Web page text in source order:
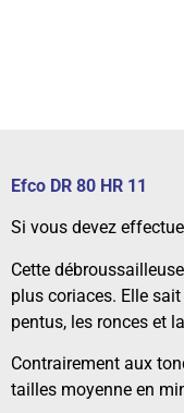
Efco DR 80 HR 11
Si vous devez
Cette
plus coriaces. Elle
pentus, les ronces et
Contrairement aux
tailles moyenne en